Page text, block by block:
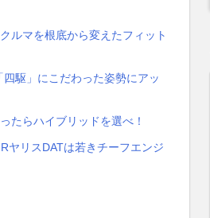
ルマを根底から変えたフィット
駆」にこだわった姿勢にアッ
たらハイブリッドを選べ！
リスDATは若きチーフエンジ